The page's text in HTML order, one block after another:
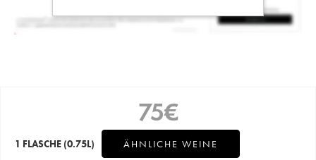
75€
1 FLASCHE (0.75L) ÄHNLICHE WEINE